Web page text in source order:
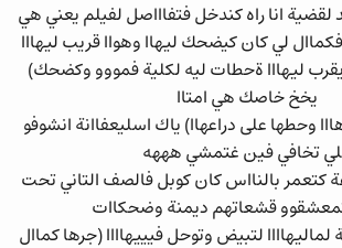
انا راه كندخل فتفاااصل لفيلم يعني هي
لي كان كيضحك ليهاا وهواا قريب ليهااا
ليهااا ةحطات ليه لكلية فمووو وكضحك)
يخخ خاصك هي امتاا
وحطها على دراعهاا) ياك اسليعفاانة انشوفو
تخافي فين غتمشي هههه
كتعمر بالنااس كان كوبل فالصف التاني تحت
قشعاتهم ديمنة وضحكاات
لتبيض وتوحل فيييهاااا (جرها كماال